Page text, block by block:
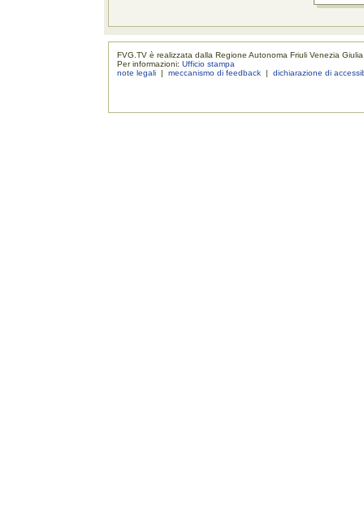
FVG.TV è realizzata dalla Regione Autonoma Friuli Venezia Giulia
Per informazioni:Ufficio stampa
note legali |meccanismo di feedback |dichiarazione di